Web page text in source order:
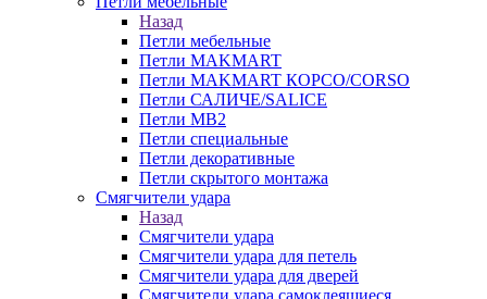
Назад
Петли мебельные
Петли MAKMART
Петли MAKMART КОРСО/CORSO
Петли САЛИЧЕ/SALICE
Петли MB2
Петли специальные
Петли декоративные
Петли скрытого монтажа
Смягчители удара
Назад
Смягчители удара
Смягчители удара для петель
Смягчители удара для дверей
Cмягчители удара самоклеящиеся